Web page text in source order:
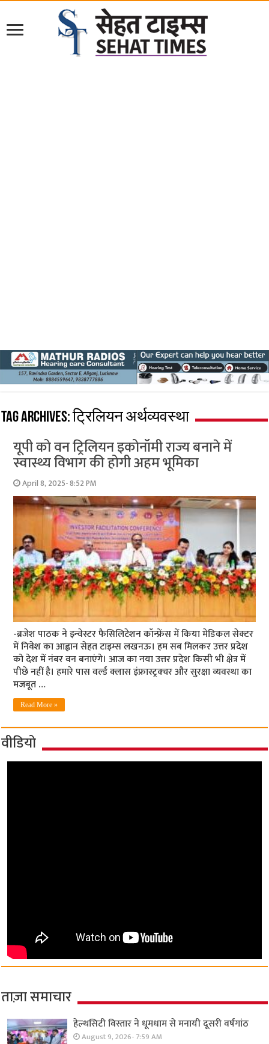
Tag Archives:ट्रिलियन अर्थव्यवस्था
यूपी को वन ट्रिलियन इकोनॉमी राज्य बनाने में
स्वास्थ्य विभाग की होगी अहम भूमिका
April 8, 2025- 8:52 PM
-ब्रजेश पाठक ने इन्वेस्टर फैसिलिटेशन कॉन्फ्रेंस में किया मेडिकल सेक्टर
में निवेश का आह्वान सेहत टाइम्स लखनऊ। हम सब मिलकर उत्तर प्रदेश
को देश में नंबर वन बनाएंगे। आज का नया उत्तर प्रदेश किसी भी क्षेत्र में
पीछे नहीं है। हमारे पास वर्ल्ड क्लास इंफ्रास्ट्रक्चर और सुरक्षा व्यवस्था का
मजबूत …
Read More »
वीडियो
ताज़ा समाचार
हेल्थसिटी विस्तार ने धूमधाम से मनायी दूसरी वर्षगांठ
August 9, 2026- 7:59 AM